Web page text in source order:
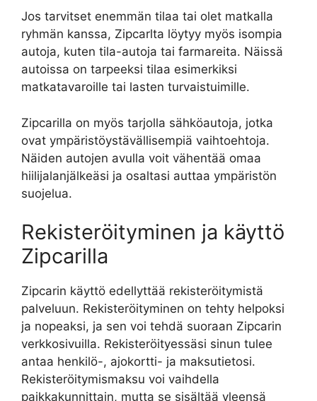
Jos tarvitset enemmän tilaa tai olet matkalla
ryhmän kanssa, Zipcarlta löytyy myös isompia
autoja, kuten tila-autoja tai farmareita. Näissä
autoissa on tarpeeksi tilaa esimerkiksi
matkatavaroille tai lasten turvaistuimille.
Zipcarilla on myös tarjolla sähköautoja, jotka
ovat ympäristöystävällisempiä vaihtoehtoja.
Näiden autojen avulla voit vähentää omaa
hiilijalanjälkeäsi ja osaltasi auttaa ympäristön
suojelua.
Rekisteröityminen ja käyttö
Zipcarilla
Zipcarin käyttö edellyttää rekisteröitymistä
palveluun. Rekisteröityminen on tehty helpoksi
ja nopeaksi, ja sen voi tehdä suoraan Zipcarin
verkkosivuilla. Rekisteröityessäsi sinun tulee
antaa henkilö-, ajokortti- ja maksutietosi.
Rekisteröitymismaksu voi vaihdella
paikkakunnittain, mutta se sisältää yleensä